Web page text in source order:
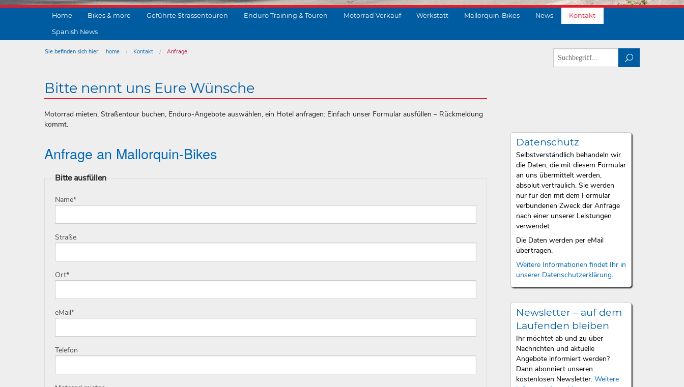
Home Bikes & more Geführte Strassentouren Enduro Training & Touren Motorrad Verkauf Werkstatt Mallorquin-Bikes News Kontakt
Spanish News
Sie befinden sich hier: home Kontakt
Anfrage
Datenschutz
Selbstverständlich behandeln wir
die Daten, die mit diesem Formular
an uns übermittelt werden,
absolut vertraulich. Sie werden
nur für den mit dem Formular
verbundenen Zweck der Anfrage
nach einer unserer Leistungen
verwendet
Die Daten werden per eMail
übertragen.
Weitere Informationen findet Ihr in
unserer Datenschutzerklärung.
Newsletter – auf dem
Laufenden bleiben
Ihr möchtet ab und zu über
Nachrichten und aktuelle
Angebote informiert werden?
Dann abonniert unseren
kostenlosen Newsletter. Weitere
Bitte nennt uns Eure Wünsche
Motorrad mieten, Straßentour buchen, Enduro-Angebote auswählen, ein Hotel anfragen: Einfach unser Formular ausfüllen – Rückmeldung
kommt.
Anfrage an Mallorquin-Bikes
Bitte ausfüllen
Name*
Straße
Ort*
eMail*
Telefon